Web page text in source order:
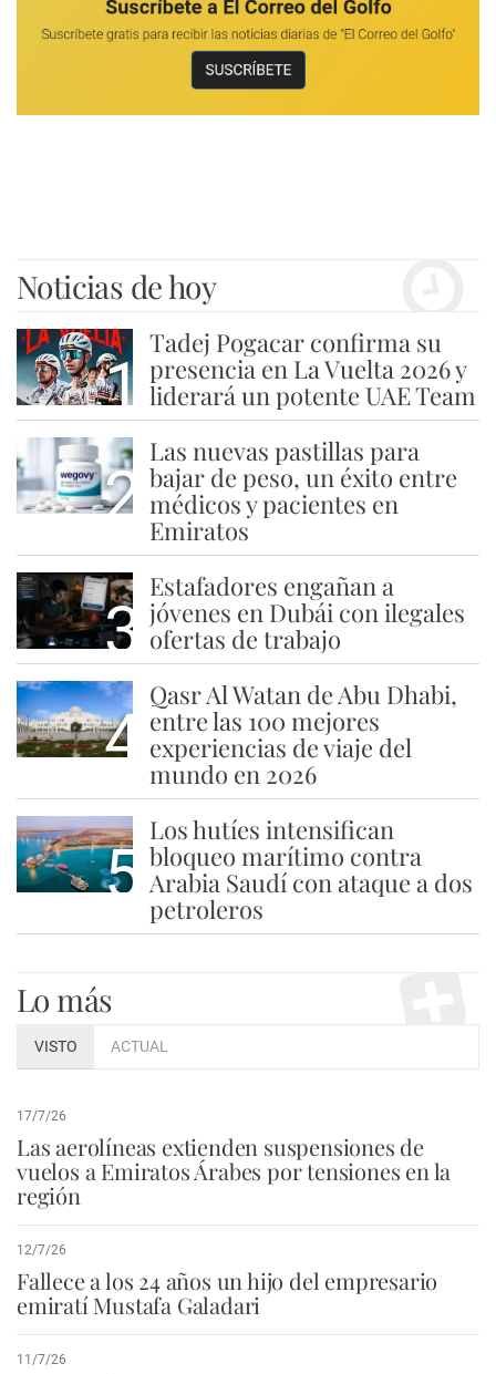
Noticias de hoy
1
Tadej Pogacar confirma su
presencia en La Vuelta 2026 y
liderará un potente UAE Team
2
Las nuevas pastillas para
bajar de peso, un éxito entre
médicos y pacientes en
Emiratos
3
Estafadores engañan a
jóvenes en Dubái con ilegales
ofertas de trabajo
4
Qasr Al Watan de Abu Dhabi,
entre las 100 mejores
experiencias de viaje del
mundo en 2026
5
Los hutíes intensifican
bloqueo marítimo contra
Arabia Saudí con ataque a dos
petroleros
Lo más
VISTO ACTUAL
17/7/26
Las aerolíneas extienden suspensiones de
vuelos a Emiratos Árabes por tensiones en la
región
12/7/26
Fallece a los 24 años un hijo del empresario
emiratí Mustafa Galadari
11/7/26